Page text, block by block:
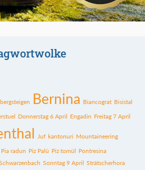
bergsteigen Bernina Biancograt Bisistal
Donnerstag 6 April Engadin Freitag 7 April
Juf kantonuri Mountaineering
Pia radun Piz Palü Piz tomül Pontresina
Sonntag 9 April Strätscherhora